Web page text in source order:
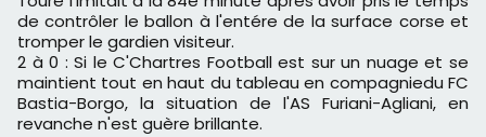
de contrôler le ballon à l'entére de la surface corse et
tromper le gardien visiteur.
2 à 0 : Si le C'Chartres Football est sur un nuage et se
maintient tout en haut du tableau en compagniedu FC
Bastia-Borgo, la situation de l'AS Furiani-Agliani, en
revanche n'est guère brillante.